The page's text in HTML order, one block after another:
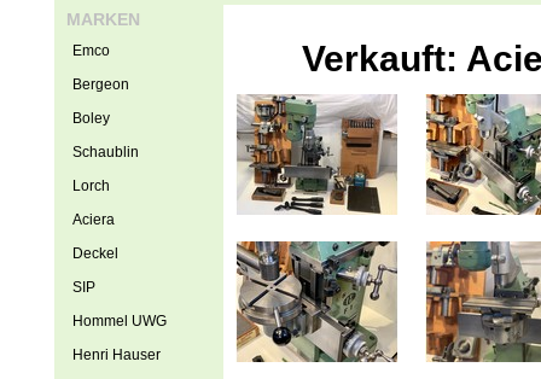
Verkauft:
MARKEN
Emco
Bergeon
Boley
Schaublin
Lorch
Aciera
Deckel
SIP
Hommel UWG
Henri Hauser